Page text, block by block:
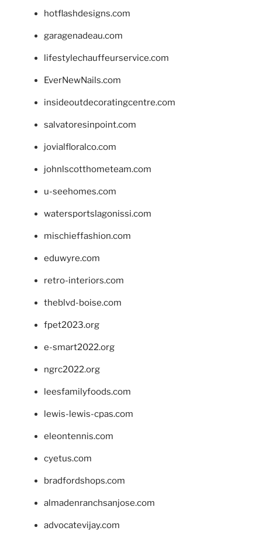
hotflashdesigns.com
garagenadeau.com
lifestylechauffeurservice.com
EverNewNails.com
insideoutdecoratingcentre.com
salvatoresinpoint.com
jovialfloralco.com
johnlscotthometeam.com
u-seehomes.com
watersportslagonissi.com
mischieffashion.com
eduwyre.com
retro-interiors.com
theblvd-boise.com
fpet2023.org
e-smart2022.org
ngrc2022.org
leesfamilyfoods.com
lewis-lewis-cpas.com
eleontennis.com
cyetus.com
bradfordshops.com
almadenranchsanjose.com
advocatevijay.com